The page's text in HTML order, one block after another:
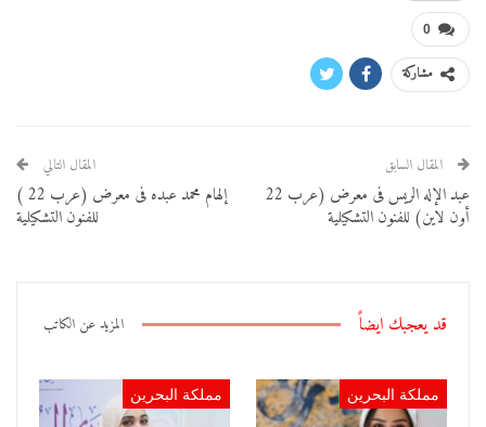
0
مشاركة
المقال السابق
عبد الإله الريس فى معرض (عرب 22
أون لاين) للفنون التشكيلية
المقال التالي
إلهام محمد عبده فى معرض (عرب 22 )
للفنون التشكيلية
قد يعجبك ايضاً المزيد عن الكاتب
مملكة البحرين مملكة البحرين